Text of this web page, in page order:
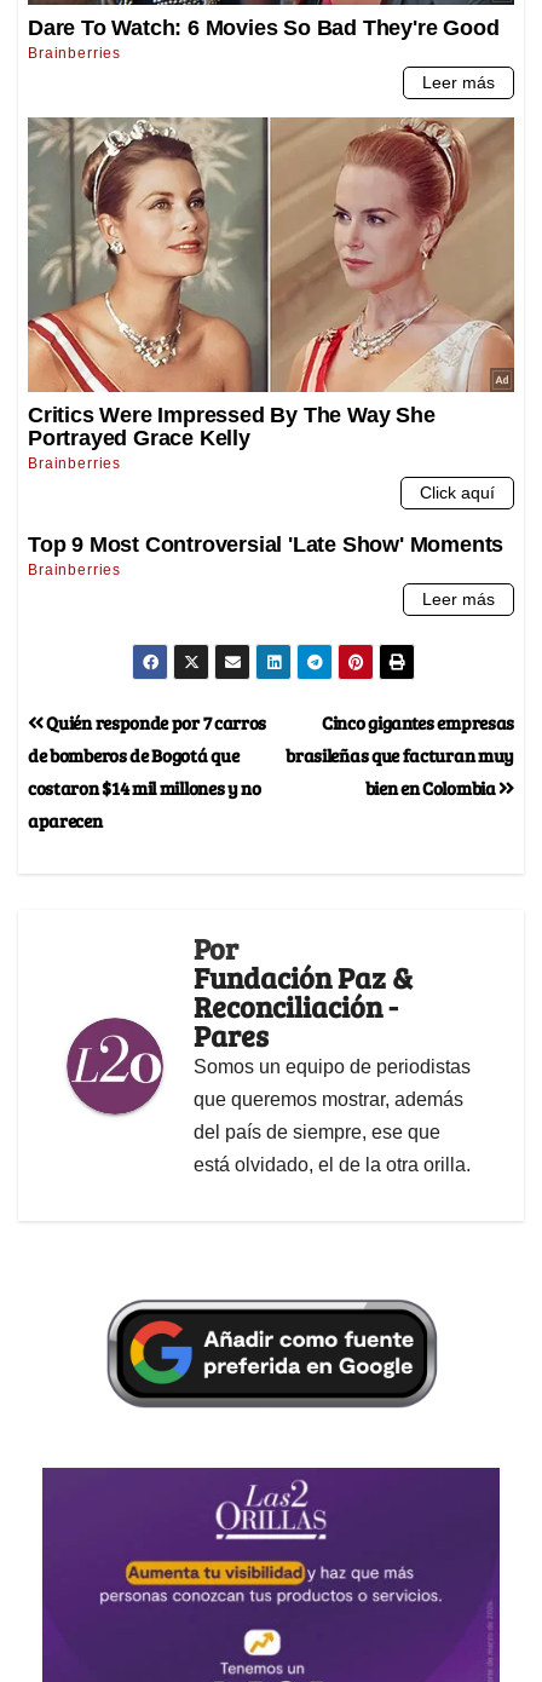
Cinco gigantes empresas
brasileñas que facturan muy
bien en Colombia
Quién responde por 7 carros
de bomberos de Bogotá que
costaron $14 mil millones y no
aparecen
Por
Fundación Paz &
Reconciliación -
Pares
Somos un equipo de periodistas
que queremos mostrar, además
del país de siempre, ese que
está olvidado, el de la otra orilla.